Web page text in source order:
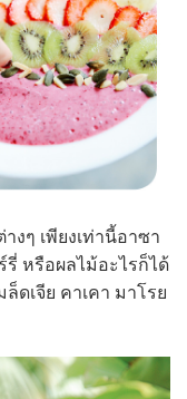
งๆ เพียงเท่านี้อาซา
รี่ หรือผลไม้อะไรก็ได้
ดเจีย คาเคา มาโรย